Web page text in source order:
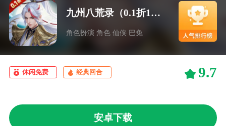
九州八荒录（0.1折1W免费版）
角色扮演 角色 仙侠 巴兔
休闲免费 经典回合 9.7
安卓下载